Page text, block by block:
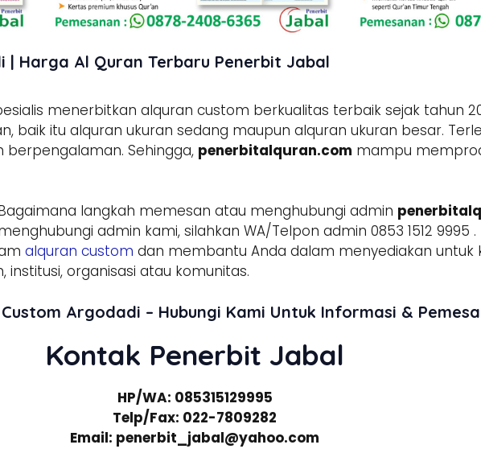
| Harga Al Quran Terbaru Penerbit Jabal
menerbitkan alquran custom berkualitas terbaik sejak tahun
baik itu alquran ukuran sedang maupun alquran ukuran besar.
berpengalaman. Sehingga, penerbitalquran.com mampu
langkah memesan atau menghubungi admin
admin kami, silahkan WA/Telpon admin 0853 1512 9995
alquran custom dan membantu Anda dalam menyediakan untuk
organisasi atau komunitas.
Argodadi – Hubungi Kami Untuk Informasi &
Kontak Penerbit Jabal
HP/WA: 085315129995
Telp/Fax: 022-7809282
Email: penerbit_jabal@yahoo.com